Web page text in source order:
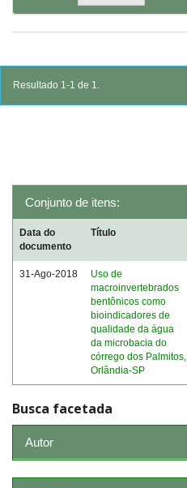
Resultado 1-1 de 1.
Conjunto de itens:
Data do
documento
Título
31-Ago-2018
Uso de
macroinvertebrados
bentônicos como
bioindicadores de
qualidade da água
da microbacia do
córrego dos Palmitos,
Orlândia-SP
Busca facetada
Autor